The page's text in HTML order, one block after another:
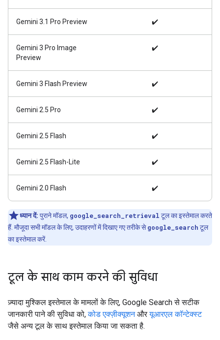
Gemini 3.1 Pro Preview ✔️
Gemini 3 Pro Image
Preview
✔️
Gemini 3 Flash Preview ✔️
Gemini 2.5 Pro ✔️
Gemini 2.5 Flash ✔️
Gemini 2.5 Flash-Lite ✔️
Gemini 2.0 Flash ✔️
ध्यान दें: पुराने मॉडल, google_search_retrieval टूल का इस्तेमाल करते
हैं. मौजूदा सभी मॉडल के लिए, उदाहरणों में दिखाए गए तरीके सेgoogle_search टूल
का इस्तेमाल करें.
टूल के साथ काम करने की सुविधा
ज़्यादा मुश्किल इस्तेमाल के मामलों के लिए, Google Search से सटीक
जानकारी पाने की सुविधा को,कोड एक्ज़ीक्यूशनऔरयूआरएल कॉन्टेक्स्ट
जैसे अन्य टूल के साथ इस्तेमाल किया जा सकता है.